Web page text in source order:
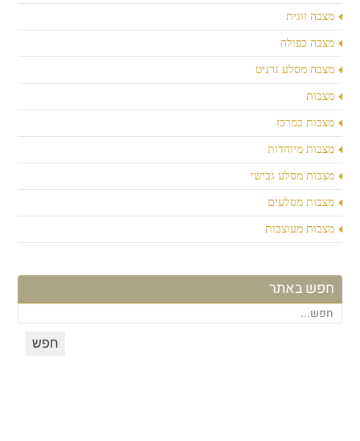
מצבה זוגית
מצבה כפולה
מצבה מסלע גרניט
מצבות
מצבות במרכז
מצבות מיוחדות
מצבות מסלע גבישי
מצבות מסלעים
מצבות מעוצבות
חפש באתר